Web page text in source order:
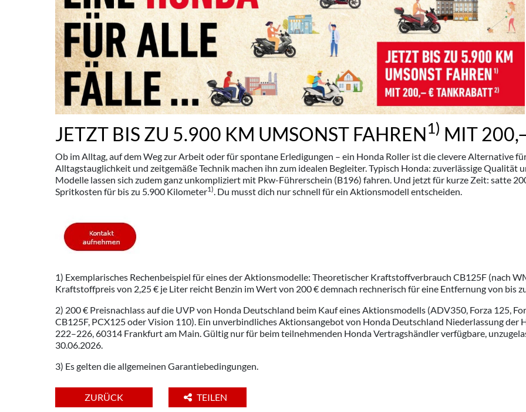
JETZT BIS ZU 5.900 KM UMSONST FAHREN1) MIT
Ob im Alltag, auf dem Weg zur Arbeit oder für spontane Erledigungen – ein Honda Roller ist die clevere Alternative
Alltagstauglichkeit und zeitgemäße Technik machen ihn zum idealen Begleiter. Typisch Honda: zuverlässige Qualität
Modelle lassen sich zudem ganz unkompliziert mit Pkw-Führerschein (B196) fahren. Und jetzt für kurze Zeit: satte
Spritkosten für bis zu 5.900 Kilometer1). Du musst dich nur schnell für ein Aktionsmodell entscheiden.
1) Exemplarisches Rechenbeispiel für eines der Aktionsmodelle: Theoretischer Kraftstoffverbrauch CB125F (nach
Kraftstoffpreis von 2,25 € je Liter reicht Benzin im Wert von 200 € demnach rechnerisch für eine Entfernung von bis
2) 200 € Preisnachlass auf die UVP von Honda Deutschland beim Kauf eines Aktionsmodells (ADV350, Forza 125,
CB125F, PCX125 oder Vision 110). Ein unverbindliches Aktionsangebot von Honda Deutschland Niederlassung
222–226, 60314 Frankfurt am Main. Gültig nur für beim teilnehmenden Honda Vertragshändler verfügbare,
30.06.2026.
3) Es gelten die allgemeinen Garantiebedingungen.
ZURÜCK TEILEN